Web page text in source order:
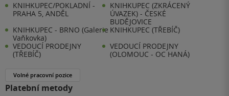
KNIHKUPEC/POKLADNÍ -
PRAHA 5, ANDĚL
KNIHKUPEC (ZKRÁCENÝ
ÚVAZEK) - ČESKÉ
BUDĚJOVICE
KNIHKUPEC - BRNO (Galerie
Vaňkovka)
KNIHKUPEC (TŘEBÍČ)
VEDOUCÍ PRODEJNY
(TŘEBÍČ)
VEDOUCÍ PRODEJNY
(OLOMOUC - OC HANÁ)
Volné pracovní pozice
Platební metody